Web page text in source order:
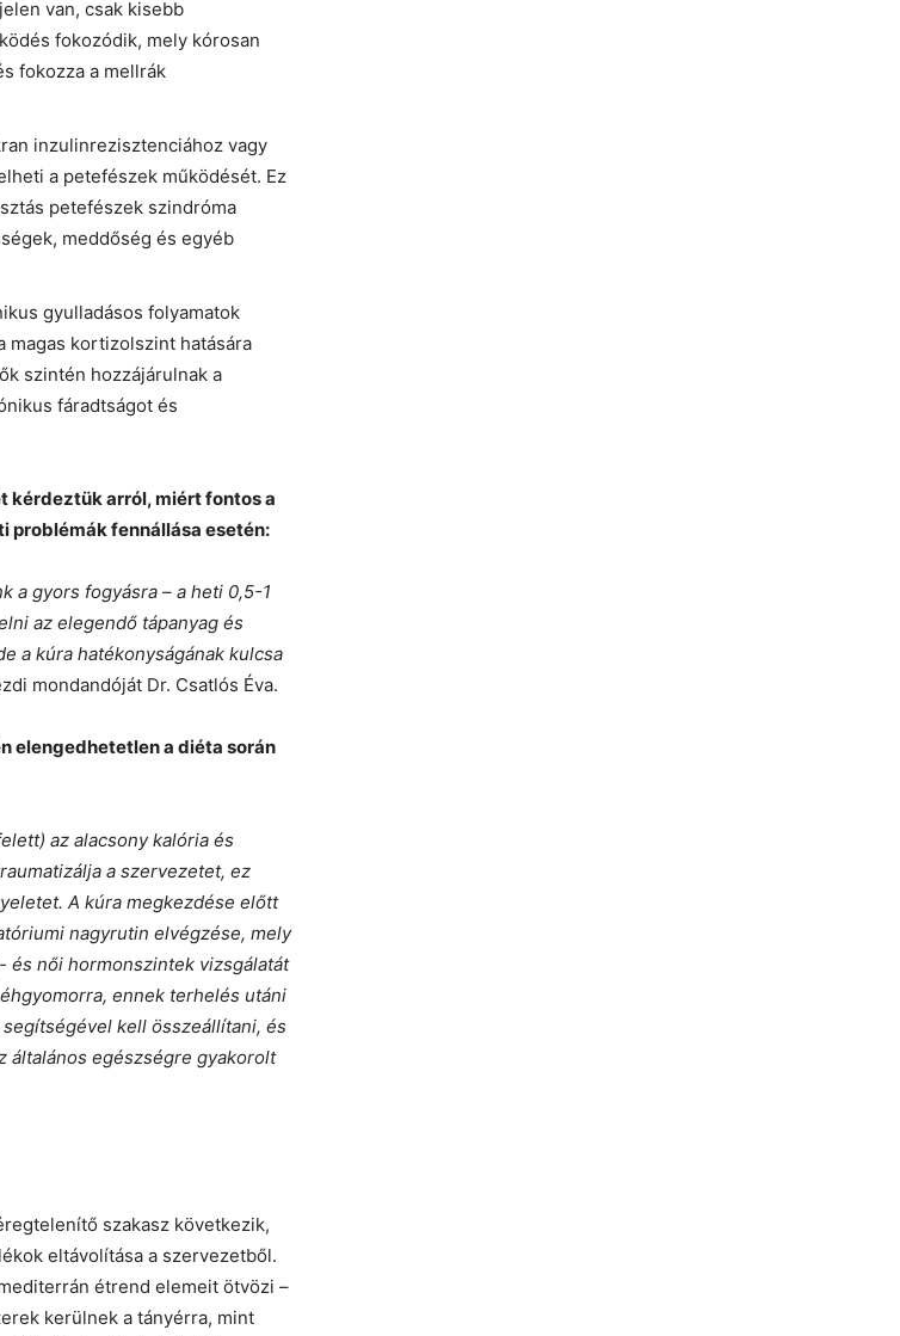
van, csak kisebb
fokozódik, mely kórosan
fokozza a mellrák
inzulinrezisztenciához vagy
a petefészek működését. Ez
petefészek szindróma
meddőség és egyéb
gyulladásos folyamatok
magas kortizolszint hatására
szintén hozzájárulnak a
fáradtságot és
kérdeztük arról, miért fontos a
problémák fennállása esetén:
a gyors fogyásra – a heti 0,5-1
az elegendő tápanyag és
a kúra hatékonyságának kulcsa
mondandóját Dr. Csatlós Éva.
elengedhetetlen a diéta során
az alacsony kalória és
a szervezetet, ez
A kúra megkezdése előtt
nagyrutin elvégzése, mely
és női hormonszintek vizsgálatát
ennek terhelés utáni
kell összeállítani, és
általános egészségre gyakorolt
szakasz következik,
eltávolítása a szervezetből.
étrend elemeit ötvözi –
kerülnek a tányérra, mint